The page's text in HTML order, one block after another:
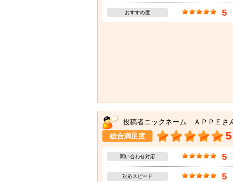
おすすめ度 5
投稿者ニックネーム ＡＰＰＥさ
総合満足度 5
問い合わせ対応 5
対応スピード 5